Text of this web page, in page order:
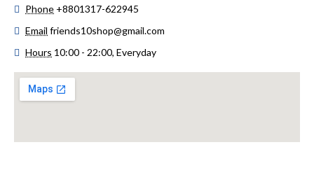
Phone +8801317-622945
Email friends10shop@gmail.com
Hours 10:00 - 22:00, Everyday